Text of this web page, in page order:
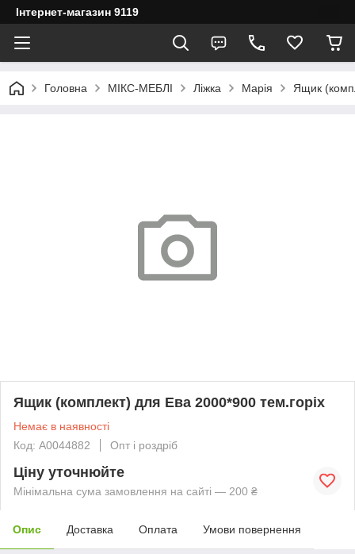
Інтернет-магазин 9119
Головна МІКС-МЕБЛІ Ліжка Марія Ящик
Ящик (комплект) для Ева 2000*900 тем.горіх
Немає в наявності
Код: А0044882
Опт і роздріб
Ціну уточнюйте
Мінімальна сума замовлення на сайті — 200 ₴
Опис Доставка Оплата Умови повернення